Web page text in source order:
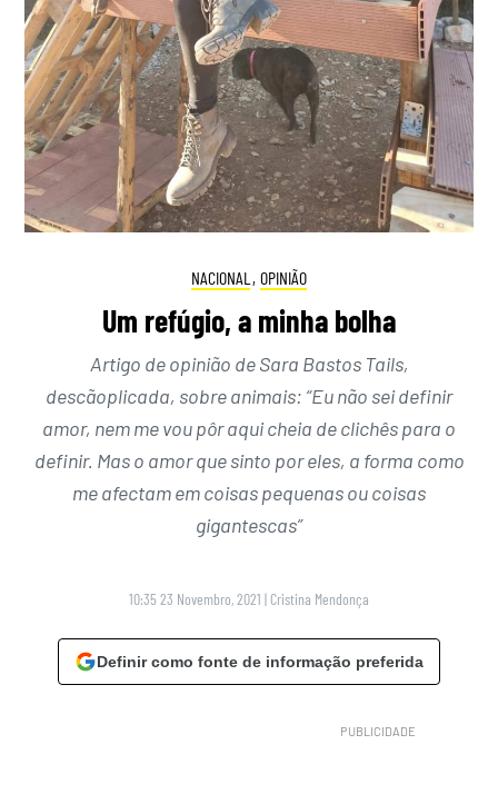
NACIONAL , OPINIÃO
Um refúgio, a minha bolha
Artigo de opinião de Sara Bastos Tails,
descãoplicada, sobre animais: “Eu não sei definir
amor, nem me vou pôr aqui cheia de clichês para o
definir. Mas o amor que sinto por eles, a forma como
me afectam em coisas pequenas ou coisas
gigantescas”
10:35 23 Novembro, 2021 | Cristina Mendonça
Definir como fonte de informação preferida